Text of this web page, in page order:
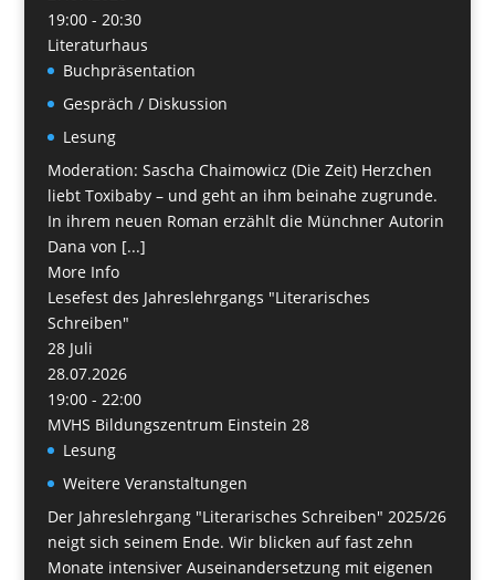
19:00 - 20:30
Literaturhaus
Buchpräsentation
Gespräch / Diskussion
Lesung
Moderation: Sascha Chaimowicz (Die Zeit) Herzchen
liebt Toxibaby – und geht an ihm beinahe zugrunde.
In ihrem neuen Roman erzählt die Münchner Autorin
Dana von [...]
More Info
Lesefest des Jahreslehrgangs "Literarisches
Schreiben"
28 Juli
28.07.2026
19:00 - 22:00
MVHS Bildungszentrum Einstein 28
Lesung
Weitere Veranstaltungen
Der Jahreslehrgang "Literarisches Schreiben" 2025/26
neigt sich seinem Ende. Wir blicken auf fast zehn
Monate intensiver Auseinandersetzung mit eigenen